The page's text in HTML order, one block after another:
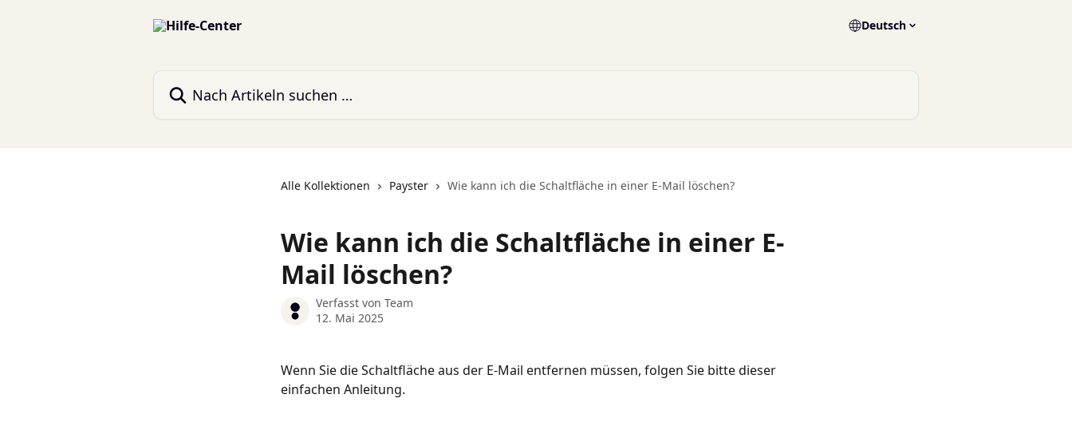
Deutsch
Alle Kollektionen Payster Wie kann ich die Schaltfläche in einer E-Mail löschen?
Wie kann ich die Schaltfläche in einer E-
Mail löschen?
Verfasst von Team
12. Mai 2025
Wenn Sie die Schaltfläche aus der E-Mail entfernen müssen, folgen Sie bitte dieser
einfachen Anleitung.